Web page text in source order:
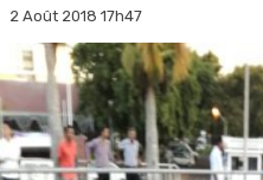
2 Août 2018 17h47